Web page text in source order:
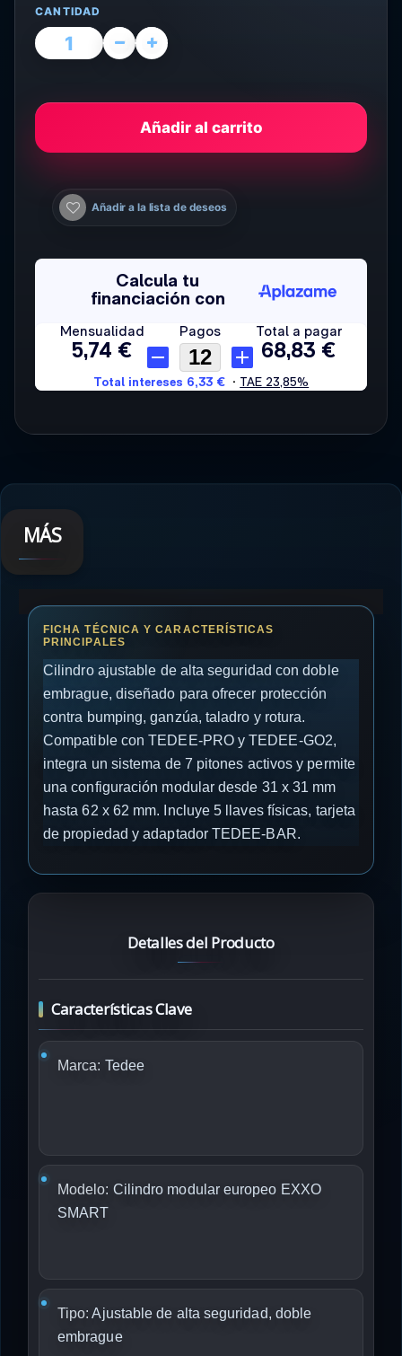
CANTIDAD
Añadir al carrito
Añadir a la lista de deseos
MÁS
Cilindro ajustable de alta seguridad con doble
embrague, diseñado para ofrecer protección
contra bumping, ganzúa, taladro y rotura.
Compatible con TEDEE-PRO y TEDEE-GO2,
integra un sistema de 7 pitones activos y permite
una configuración modular desde 31 x 31 mm
hasta 62 x 62 mm. Incluye 5 llaves físicas, tarjeta
de propiedad y adaptador TEDEE-BAR.
Detalles del Producto
Características Clave
Marca: Tedee
Modelo: Cilindro modular europeo EXXO
SMART
Tipo: Ajustable de alta seguridad, doble
embrague